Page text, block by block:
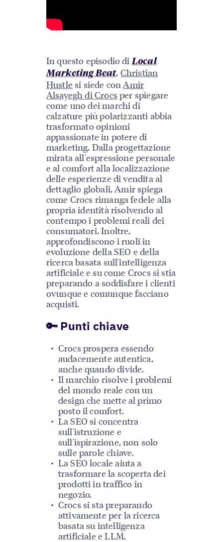
In questo episodio di Local
Marketing Beat, Christian
Hustle si siede conAmir
Alsayegh di Crocsper spiegare
come uno dei marchi di
calzature più polarizzanti abbia
trasformato opinioni
appassionate in potere di
marketing. Dalla progettazione
mirata all'espressione personale
e al comfort alla localizzazione
delle esperienze di vendita al
dettaglio globali, Amir spiega
come Crocs rimanga fedele alla
propria identità risolvendo al
contempo i problemi reali dei
consumatori. Inoltre,
approfondiscono i ruoli in
evoluzione della SEO e della
ricerca basata sull'intelligenza
artificiale e su come Crocs si stia
preparando a soddisfare i clienti
ovunque e comunque facciano
acquisti.
🔑 Punti chiave
Crocs prospera essendo
audacemente autentica,
anche quando divide.
Il marchio risolve i problemi
del mondo reale con un
design che mette al primo
posto il comfort.
La SEO si concentra
sull'istruzione e
sull'ispirazione, non solo
sulle parole chiave.
La SEO locale aiuta a
trasformare la scoperta dei
prodotti in traffico in
negozio.
Crocs si sta preparando
attivamente per la ricerca
basata su intelligenza
artificiale e LLM.